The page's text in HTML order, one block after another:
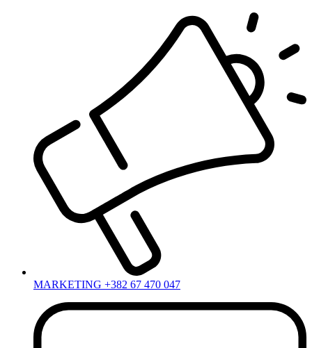
MARKETING +382 67 470 047